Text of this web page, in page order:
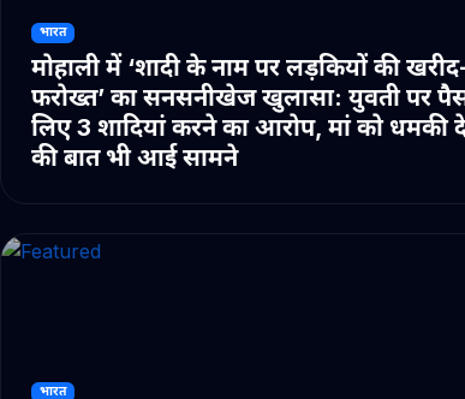
भारत
मोहाली में ‘शादी के नाम पर लड़कियों की
फरोख्त’ का सनसनीखेज खुलासा: युवती पर
लिए 3 शादियां करने का आरोप, मां को धमकी
की बात भी आई सामने
भारत